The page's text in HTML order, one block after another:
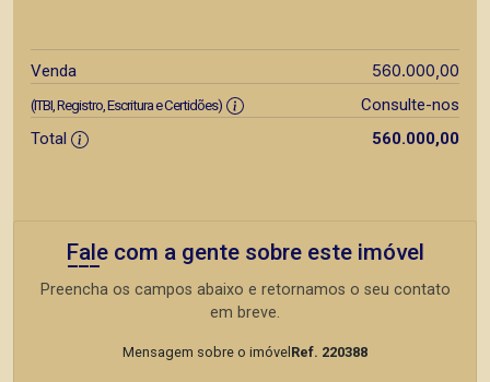
Venda 560.000,00
(ITBI, Registro, Escritura e Certidões)
Consulte-nos
Total
560.000,00
Fale com a gente sobre este imóvel
Preencha os campos abaixo e retornamos o seu contato
em breve.
Mensagem sobre o imóvelRef. 220388